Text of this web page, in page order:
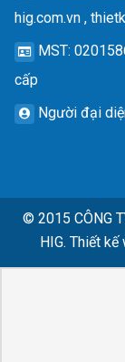
hig.com.vn ,
MST:
cấp
Người đại
© 2015 CÔNG
HIG. Thiết kế